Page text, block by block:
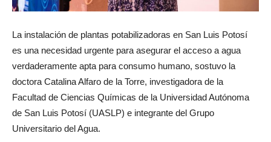
La instalación de plantas potabilizadoras en San Luis Potosí
es una necesidad urgente para asegurar el acceso a agua
verdaderamente apta para consumo humano, sostuvo la
doctora Catalina Alfaro de la Torre, investigadora de la
Facultad de Ciencias Químicas de la Universidad Autónoma
de San Luis Potosí (UASLP) e integrante del Grupo
Universitario del Agua.